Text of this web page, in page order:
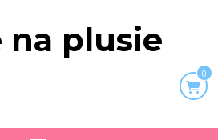
na plusie
0